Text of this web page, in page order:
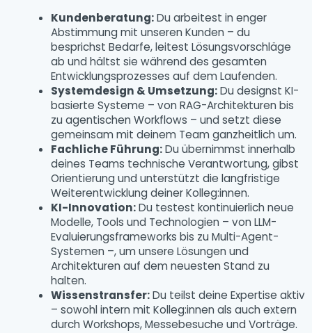
Kundenberatung:Du arbeitest in enger
Abstimmung mit unseren Kunden – du
besprichst Bedarfe, leitest Lösungsvorschläge
ab und hältst sie während des gesamten
Entwicklungsprozesses auf dem Laufenden.
Systemdesign & Umsetzung:Du designst KI-
basierte Systeme – von RAG-Architekturen bis
zu agentischen Workflows – und setzt diese
gemeinsam mit deinem Team ganzheitlich um.
Fachliche Führung:Du übernimmst innerhalb
deines Teams technische Verantwortung, gibst
Orientierung und unterstützt die langfristige
Weiterentwicklung deiner Kolleg:innen.
KI-Innovation:Du testest kontinuierlich neue
Modelle, Tools und Technologien – von LLM-
Evaluierungsframeworks bis zu Multi-Agent-
Systemen –, um unsere Lösungen und
Architekturen auf dem neuesten Stand zu
halten.
Wissenstransfer:Du teilst deine Expertise aktiv
– sowohl intern mit Kolleg:innen als auch extern
durch Workshops, Messebesuche und Vorträge.